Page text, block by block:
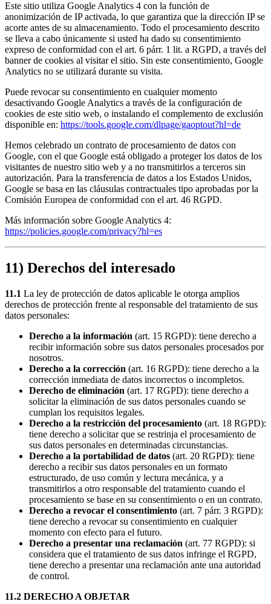
Este sitio utiliza Google Analytics 4 con la función de
anonimización de IP activada, lo que garantiza que la dirección IP se
acorte antes de su almacenamiento. Todo el procesamiento descrito
se lleva a cabo únicamente si usted ha dado su consentimiento
expreso de conformidad con el art. 6 párr. 1 lit. a RGPD, a través del
banner de cookies al visitar el sitio. Sin este consentimiento, Google
Analytics no se utilizará durante su visita.
Puede revocar su consentimiento en cualquier momento
desactivando Google Analytics a través de la configuración de
cookies de este sitio web, o instalando el complemento de exclusión
disponible en: https://tools.google.com/dlpage/gaoptout?hl=de
Hemos celebrado un contrato de procesamiento de datos con
Google, con el que Google está obligado a proteger los datos de los
visitantes de nuestro sitio web y a no transmitirlos a terceros sin
autorización. Para la transferencia de datos a los Estados Unidos,
Google se basa en las cláusulas contractuales tipo aprobadas por la
Comisión Europea de conformidad con el art. 46 RGPD.
Más información sobre Google Analytics 4:
https://policies.google.com/privacy?hl=es
11) Derechos del interesado
11.1 La ley de protección de datos aplicable le otorga amplios
derechos de protección frente al responsable del tratamiento de sus
datos personales:
Derecho a la información (art. 15 RGPD): tiene derecho a
recibir información sobre sus datos personales procesados por
nosotros.
Derecho a la corrección (art. 16 RGPD): tiene derecho a la
corrección inmediata de datos incorrectos o incompletos.
Derecho de eliminación (art. 17 RGPD): tiene derecho a
solicitar la eliminación de sus datos personales cuando se
cumplan los requisitos legales.
Derecho a la restricción del procesamiento (art. 18 RGPD):
tiene derecho a solicitar que se restrinja el procesamiento de
sus datos personales en determinadas circunstancias.
Derecho a la portabilidad de datos (art. 20 RGPD): tiene
derecho a recibir sus datos personales en un formato
estructurado, de uso común y lectura mecánica, y a
transmitirlos a otro responsable del tratamiento cuando el
procesamiento se base en su consentimiento o en un contrato.
Derecho a revocar el consentimiento (art. 7 párr. 3 RGPD):
tiene derecho a revocar su consentimiento en cualquier
momento con efecto para el futuro.
Derecho a presentar una reclamación (art. 77 RGPD): si
considera que el tratamiento de sus datos infringe el RGPD,
tiene derecho a presentar una reclamación ante una autoridad
de control.
11.2 DERECHO A OBJETAR